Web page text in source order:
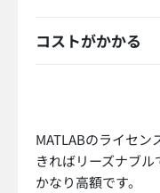
コストがかかる
MATLABのライセ
きればリーズナブ
かなり高額です。